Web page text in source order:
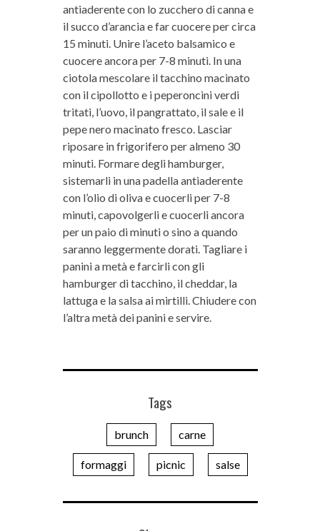
antiaderente con lo zucchero di canna e
il succo d’arancia e far cuocere per circa
15 minuti. Unire l’aceto balsamico e
cuocere ancora per 7-8 minuti. In una
ciotola mescolare il tacchino macinato
con il cipollotto e i peperoncini verdi
tritati, l’uovo, il pangrattato, il sale e il
pepe nero macinato fresco. Lasciar
riposare in frigorifero per almeno 30
minuti. Formare degli hamburger,
sistemarli in una padella antiaderente
con l’olio di oliva e cuocerli per 7-8
minuti, capovolgerli e cuocerli ancora
per un paio di minuti o sino a quando
saranno leggermente dorati. Tagliare i
panini a metà e farcirli con gli
hamburger di tacchino, il cheddar, la
lattuga e la salsa ai mirtilli. Chiudere con
l’altra metà dei panini e servire.
Tags
brunch carne
formaggi picnic salse